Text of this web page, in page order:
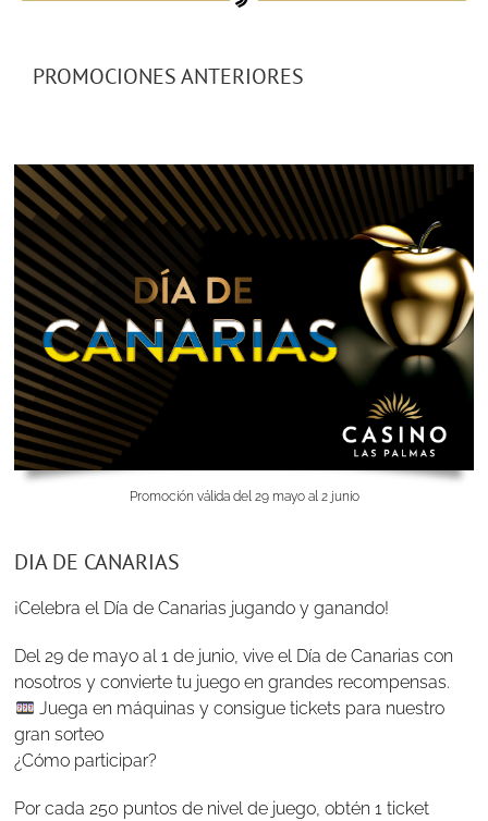
PROMOCIONES ANTERIORES
Promoción válida del 29 mayo al 2 junio
DIA DE CANARIAS
¡Celebra el Día de Canarias jugando y ganando!
Del 29 de mayo al 1 de junio, vive el Día de Canarias con
nosotros y convierte tu juego en grandes recompensas.
Juega en máquinas y consigue tickets para nuestro
gran sorteo
¿Cómo participar?
Por cada 250 puntos de nivel de juego, obtén 1 ticket